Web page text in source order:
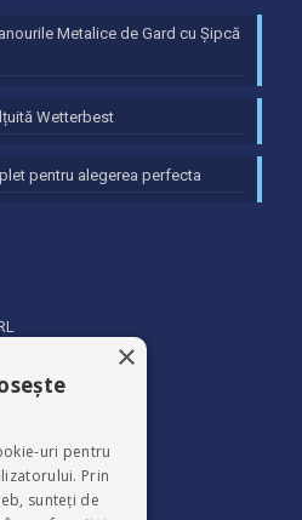
Metalice de Gard cu Șipcă
Wetterbest
pentru alegerea perfecta
×
uri pentru
Prin
sunteți de